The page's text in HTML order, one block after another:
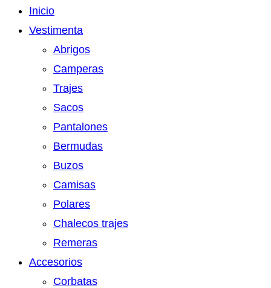
Inicio
Vestimenta
Abrigos
Camperas
Trajes
Sacos
Pantalones
Bermudas
Buzos
Camisas
Polares
Chalecos trajes
Remeras
Accesorios
Corbatas